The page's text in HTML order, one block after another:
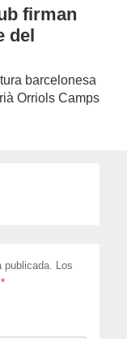
firman
del
barcelonesa
Orriols Camps
publicada. Los
*